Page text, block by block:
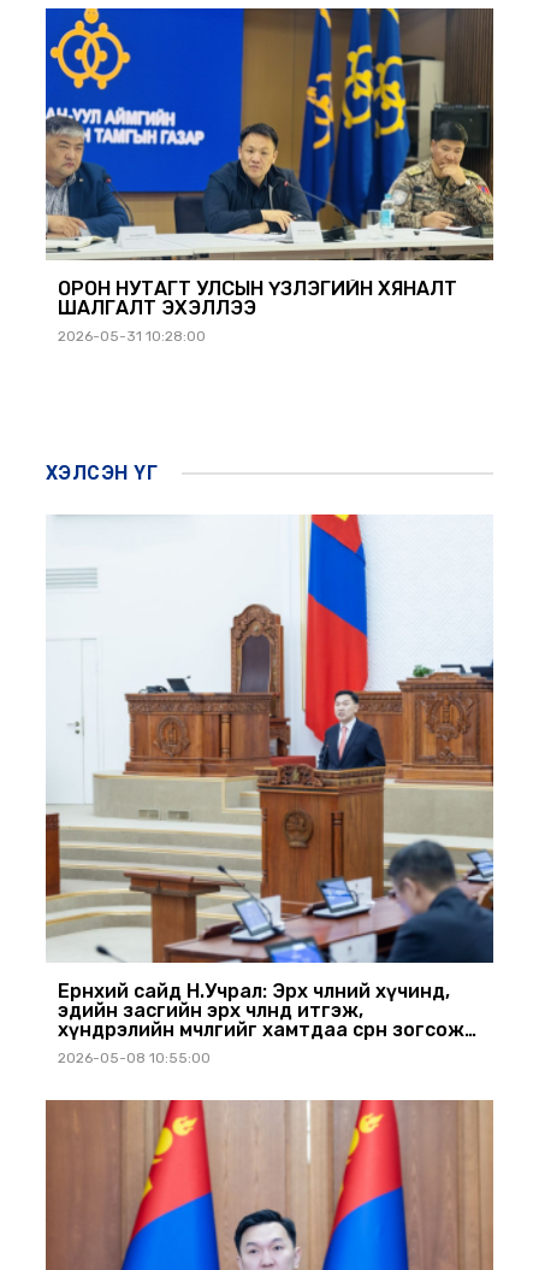
ОРОН НУТАГТ УЛСЫН ҮЗЛЭГИЙН ХЯНАЛТ
ШАЛГАЛТ ЭХЭЛЛЭЭ
2026-05-31 10:28:00
ХЭЛСЭН ҮГ
Ерөнхий сайд Н.Учрал: Эрх чөлөөний хүчинд,
эдийн засгийн эрх чөлөөнд итгэж,
хүндрэлийн мөчлөгийг хамтдаа сөрөн зогсож
чадна
2026-05-08 10:55:00